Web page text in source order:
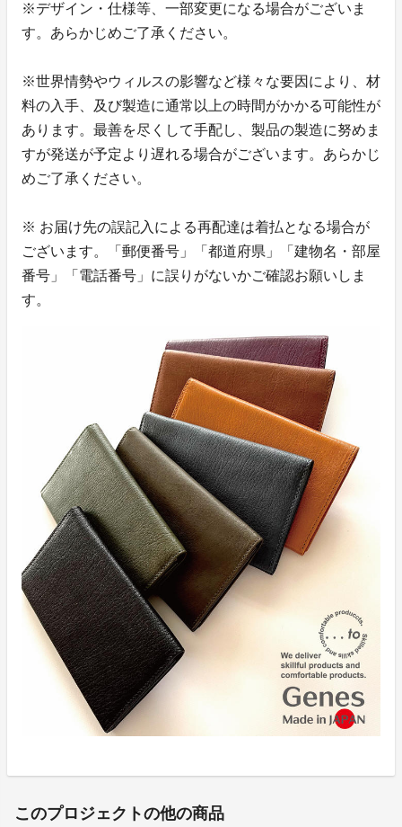
※デザイン・仕様等、一部変更になる場合がございま
す。あらかじめご了承ください。
※世界情勢やウィルスの影響など様々な要因により、材
料の入手、及び製造に通常以上の時間がかかる可能性が
あります。最善を尽くして手配し、製品の製造に努めま
すが発送が予定より遅れる場合がございます。あらかじ
めご了承ください。
※ お届け先の誤記入による再配達は着払となる場合が
ございます。「郵便番号」「都道府県」「建物名・部屋
番号」「電話番号」に誤りがないかご確認お願いしま
す。
このプロジェクトの他の商品